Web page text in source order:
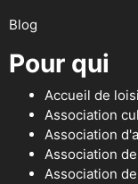
Blog
Pour qui
Accueil de
Association
Association
Association
Association